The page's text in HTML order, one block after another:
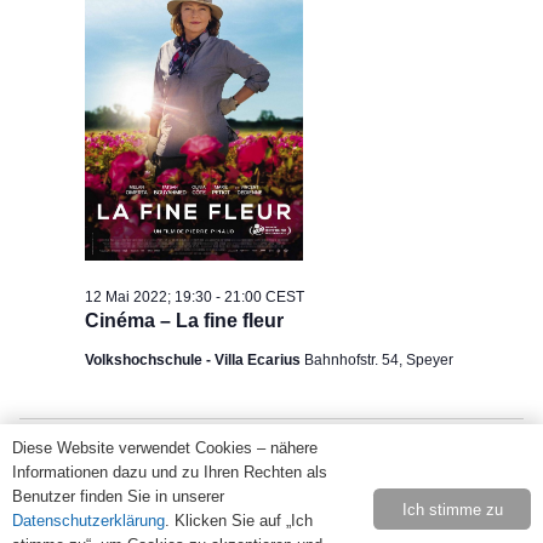
Mai
2022
Cinéma – La fine fleur
12 Mai 2022; 19:30 - 21:00 CEST
Volkshochschule - Villa Ecarius Bahnhofstr. 54, Speyer
Vorheriger Tag
Kalender abonnieren
Diese Website verwendet Cookies – nähere
Informationen dazu und zu Ihren Rechten als
Benutzer finden Sie in unserer
Datenschutzerklärung. Klicken Sie auf „Ich
Ich stimme zu